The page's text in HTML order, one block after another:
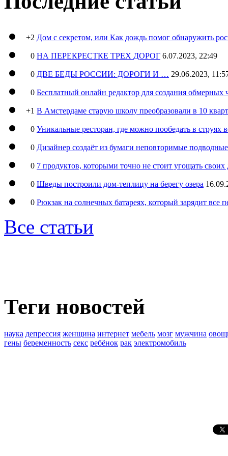
+2 Дом с секретом, или Как дождь помог обнаружить
0 НА ПЕРЕКРЕСТКЕ ТРЕХ ДОРОГ 6.07.2023, 22:49
0 ДВЕ БЕДЫ РОССИИ: ДОРОГИ И … 29.06.2023,
0 Бесплатный онлайн редактор для создания обмерных
+1 В Амстердаме старую школу преобразовали в 10
0 Уникальные ресторан, где можно пообедать в струях
0 Дизайнер создаёт из бумаги неповторимые
0 7 продуктов, которыми точно не стоит угощать
0 Шведы построили дом-теплицу на берегу озера
0 Рюкзак на солнечных батареях, который зарядит все
Все статьи
Теги новостей
наука депрессия женщина интернет мебель мозг мужчина
гены беременность секс ребёнок рак электромобиль